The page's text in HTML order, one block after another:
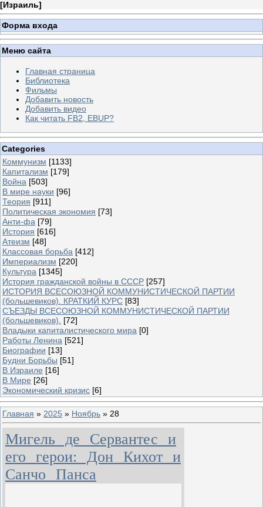
[Израиль]
Форма входа
Меню сайта
Главная страница
Библиотека
Фильмы
Добавить новость
Добавить видео
Как читать FB2, EBUP?
Categories
Коммунизм [1133]
Капитализм [179]
Война [503]
В мире науки [96]
Теория [911]
Политическая экономия [73]
Анти-фа [79]
История [616]
Атеизм [48]
Классовая борьба [412]
Империализм [220]
Культура [1345]
История гражданской войны в СССР [257]
ИСТОРИЯ ВСЕСОЮЗНОЙ КОММУНИСТИЧЕСКОЙ ПАРТИИ
(большевиков). КРАТКИЙ КУРС [83]
СЪЕЗДЫ ВСЕСОЮЗНОЙ КОММУНИСТИЧЕСКОЙ ПАРТИИ
(большевиков).
[72]
Владыки капиталистического мира [0]
Работы Ленина [521]
Биографии [13]
Будни Борьбы [51]
В Израиле [16]
В Мире [26]
Экономический кризис [6]
Главная » 2025 » Ноябрь » 28
Мигель де Сервантес и
его герои: Дон Кихот и
Санчо Панса